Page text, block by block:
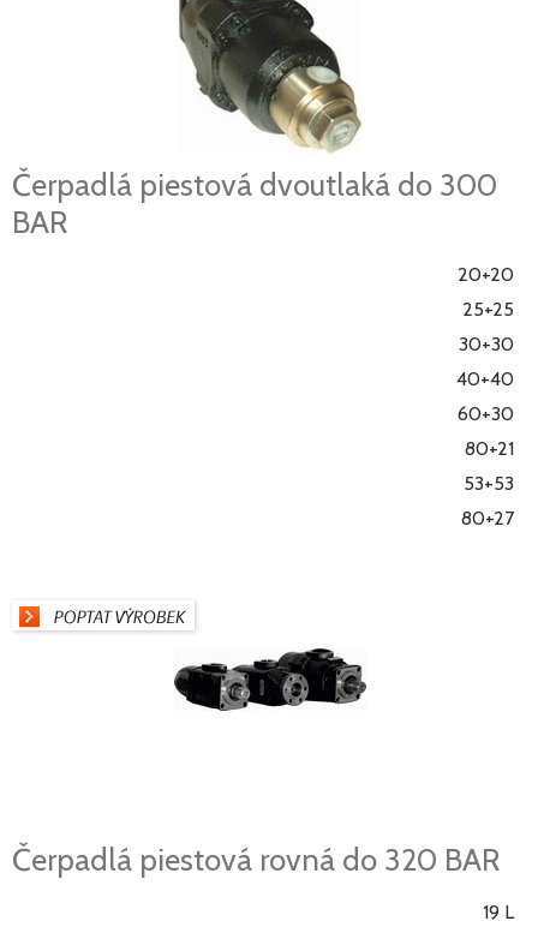
Čerpadlá piestová dvoutlaká do 300
BAR
20+20
25+25
30+30
40+40
60+30
80+21
53+53
80+27
Čerpadlá piestová rovná do 320 BAR
19 L